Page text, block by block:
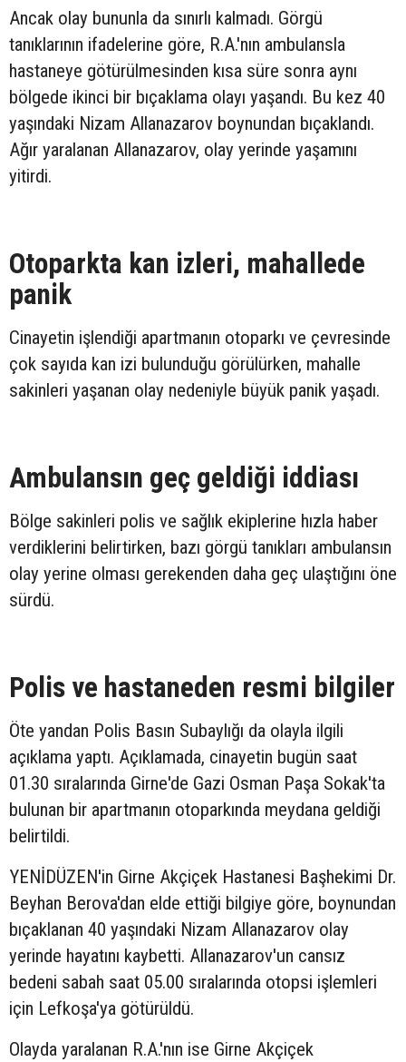
Ancak olay bununla da sınırlı kalmadı. Görgü
tanıklarının ifadelerine göre, R.A.'nın ambulansla
hastaneye götürülmesinden kısa süre sonra aynı
bölgede ikinci bir bıçaklama olayı yaşandı. Bu kez 40
yaşındaki Nizam Allanazarov boynundan bıçaklandı.
Ağır yaralanan Allanazarov, olay yerinde yaşamını
yitirdi.
Otoparkta kan izleri, mahallede
panik
Cinayetin işlendiği apartmanın otoparkı ve çevresinde
çok sayıda kan izi bulunduğu görülürken, mahalle
sakinleri yaşanan olay nedeniyle büyük panik yaşadı.
Ambulansın geç geldiği iddiası
Bölge sakinleri polis ve sağlık ekiplerine hızla haber
verdiklerini belirtirken, bazı görgü tanıkları ambulansın
olay yerine olması gerekenden daha geç ulaştığını öne
sürdü.
Polis ve hastaneden resmi bilgiler
Öte yandan Polis Basın Subaylığı da olayla ilgili
açıklama yaptı. Açıklamada, cinayetin bugün saat
01.30 sıralarında Girne'de Gazi Osman Paşa Sokak'ta
bulunan bir apartmanın otoparkında meydana geldiği
belirtildi.
YENİDÜZEN'in Girne Akçiçek Hastanesi Başhekimi Dr.
Beyhan Berova'dan elde ettiği bilgiye göre, boynundan
bıçaklanan 40 yaşındaki Nizam Allanazarov olay
yerinde hayatını kaybetti. Allanazarov'un cansız
bedeni sabah saat 05.00 sıralarında otopsi işlemleri
için Lefkoşa'ya götürüldü.
Olayda yaralanan R.A.'nın ise Girne Akçiçek